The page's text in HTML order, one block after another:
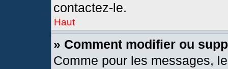
contactez-le.
Haut
» Comment modifier ou
Comme pour les messages,